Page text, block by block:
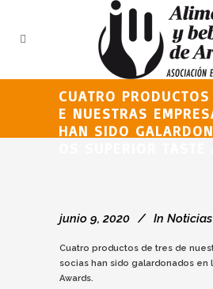
CUATRO
E NUESTRAS
HAN SIDO
junio 9, 2020 In Noticias
Cuatro productos de tres de
socias han sido galardonados en
Awards.